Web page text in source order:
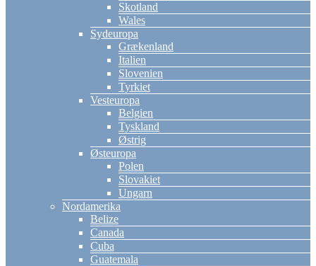
Skotland
Wales
Sydeuropa
Grækenland
Italien
Slovenien
Tyrkiet
Vesteuropa
Belgien
Tyskland
Østrig
Østeuropa
Polen
Slovakiet
Ungarn
Nordamerika
Belize
Canada
Cuba
Guatemala